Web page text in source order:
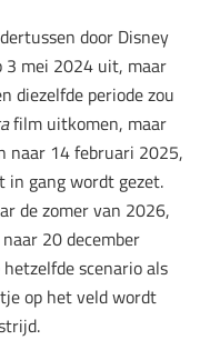
door Disney
mei 2024 uit, maar
diezelfde periode zou
film uitkomen, maar
naar 14 februari 2025,
in gang wordt gezet.
de zomer van 2026,
20 december
scenario als
op het veld wordt